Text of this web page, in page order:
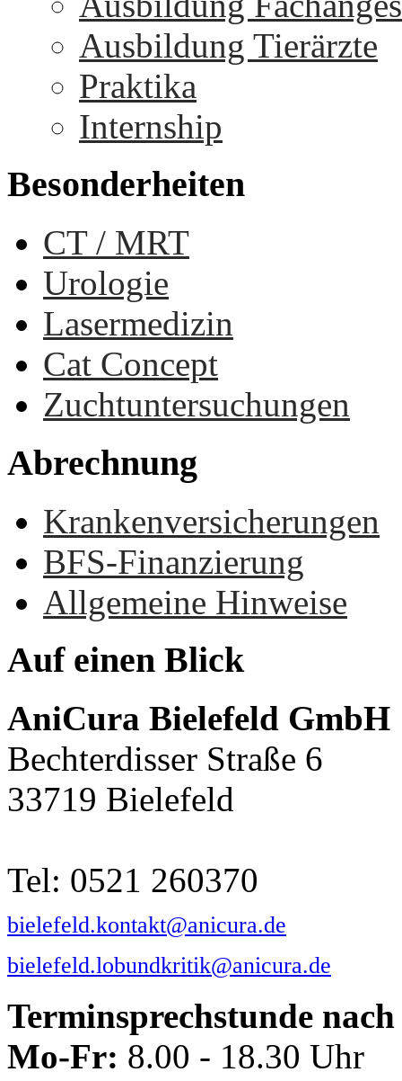
Ausbildung Tierärzte
Praktika
Internship
Besonderheiten
CT / MRT
Urologie
Lasermedizin
Cat Concept
Zuchtuntersuchungen
Abrechnung
Krankenversicherungen
BFS-Finanzierung
Allgemeine Hinweise
Auf einen Blick
AniCura Bielefeld GmbH
Bechterdisser Straße 6
33719 Bielefeld
Tel: 0521 260370
bielefeld.kontakt@anicura.de
bielefeld.lobundkritik@anicura.de
Terminsprechstunde
Mo-Fr: 8.00 - 18.30 Uhr